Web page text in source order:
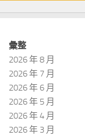
彙整
2026 年 8 月
2026 年 7 月
2026 年 6 月
2026 年 5 月
2026 年 4 月
2026 年 3 月